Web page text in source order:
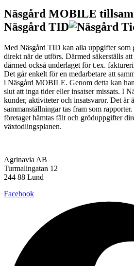
Näsgård MOBILE
Näsgård TID
Med Näsgård TID kan alla uppgifter som
direkt när de utförs. Därmed säkerställs
därmed också underlaget för t.ex.
Det går enkelt för en medarbetare att
i Näsgård MOBILE. Genom detta kan
slut att inga tider eller insatser missats. I
kunder, aktiviteter och insatsvaror. Det är
sammanställningar tas fram som
företaget hämtas fält och gröduppgifter
växtodlingsplanen.
Agrinavia AB
Turmalingatan 12
244 88 Lund
Facebook